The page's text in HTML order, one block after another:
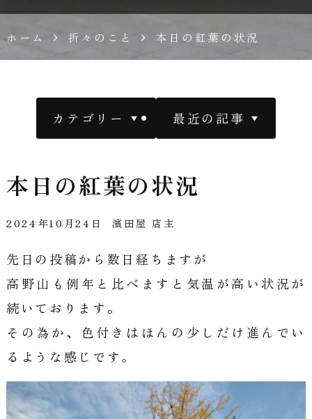
濱
田
屋
公
式
サ
イ
ホーム 折々のこと 本日の紅葉の状況
カテゴリー 最近の記事
本日の紅葉の状況
2024年10月24日 濱田屋 店主
先日の投稿から数日経ちますが
高野山も例年と比べますと気温が高い状況が
続いております。
その為か、色付きはほんの少しだけ進んでい
るような感じです。